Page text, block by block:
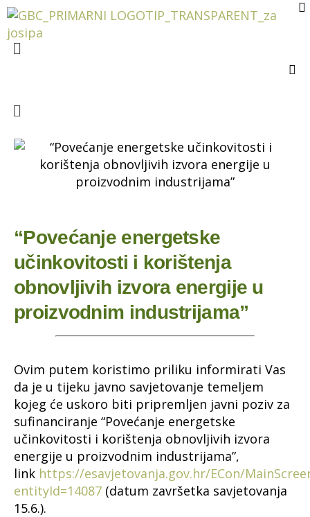
“Povećanje energetske
učinkovitosti i korištenja
obnovljivih izvora energije u
proizvodnim industrijama”
Ovim putem koristimo priliku informirati Vas
da je u tijeku javno savjetovanje temeljem
kojeg će uskoro biti pripremljen javni poziv za
sufinanciranje “Povećanje energetske
učinkovitosti i korištenja obnovljivih izvora
energije u proizvodnim industrijama”,
link https://esavjetovanja.gov.hr/ECon/
entityId=14087 (datum završetka savjetovanja
15.6.).